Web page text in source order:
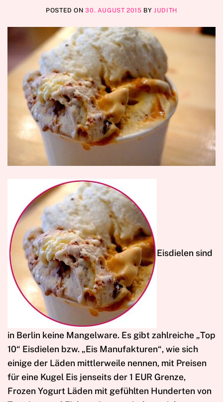
POSTED ON30. AUGUST 2015 BYJUDITH
Eisdielen sind
in Berlin keine Mangelware. Es gibt zahlreiche „Top
10“ Eisdielen bzw. „Eis Manufakturen“, wie sich
einige der Läden mittlerweile nennen, mit Preisen
für eine Kugel Eis jenseits der 1 EUR Grenze,
Frozen Yogurt Läden mit gefühlten Hunderten von